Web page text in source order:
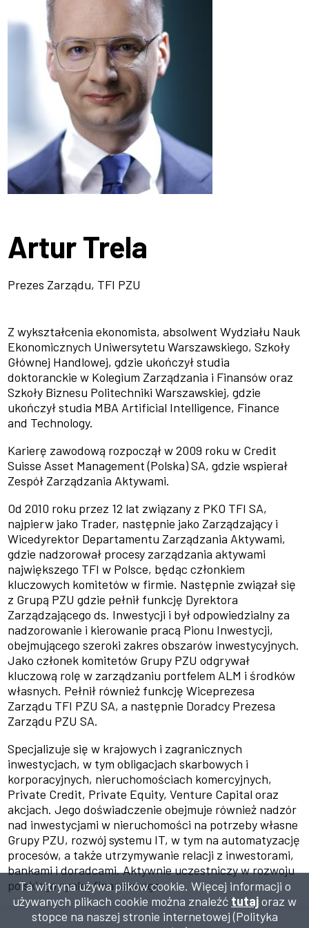
Artur Trela
Prezes Zarządu, TFI PZU
Z wykształcenia ekonomista, absolwent Wydziału Nauk
Ekonomicznych Uniwersytetu Warszawskiego, Szkoły
Głównej Handlowej, gdzie ukończył studia
doktoranckie w Kolegium Zarządzania i Finansów oraz
Szkoły Biznesu Politechniki Warszawskiej, gdzie
ukończył studia MBA Artificial Intelligence, Finance
and Technology.
Karierę zawodową rozpoczął w 2009 roku w Credit
Suisse Asset Management (Polska) SA, gdzie wspierał
Zespół Zarządzania Aktywami.
Od 2010 roku przez 12 lat związany z PKO TFI SA,
najpierw jako Trader, następnie jako Zarządzający i
Wicedyrektor Departamentu Zarządzania Aktywami,
gdzie nadzorował procesy zarządzania aktywami
największego TFI w Polsce, będąc członkiem
kluczowych komitetów w firmie. Następnie związał się
z Grupą PZU gdzie pełnił funkcję Dyrektora
Zarządzającego ds. Inwestycji i był odpowiedzialny za
nadzorowanie i kierowanie pracą Pionu Inwestycji,
obejmującego szeroki zakres obszarów inwestycyjnych.
Jako członek komitetów Grupy PZU odgrywał
kluczową rolę w zarządzaniu portfelem ALM i środków
własnych. Pełnił również funkcję Wiceprezesa
Zarządu TFI PZU SA, a następnie Doradcy Prezesa
Zarządu PZU SA.
Specjalizuje się w krajowych i zagranicznych
inwestycjach, w tym obligacjach skarbowych i
korporacyjnych, nieruchomościach komercyjnych,
Private Credit, Private Equity, Venture Capital oraz
akcjach. Jego doświadczenie obejmuje również nadzór
nad inwestycjami w nieruchomości na potrzeby własne
Grupy PZU, rozwój systemu IT, w tym na automatyzację
procesów, a także utrzymywanie relacji z inwestorami,
bankami i doradcami. Aktywnie uczestniczy w rozwoju
polskiego rynku finansowego.
Ta witryna używa plików cookie. Więcej informacji o
używanych plikach cookie można znaleźć tutajoraz w
stopce na naszej stronie internetowej (Polityka